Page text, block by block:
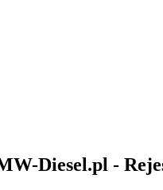
Diesel.pl -